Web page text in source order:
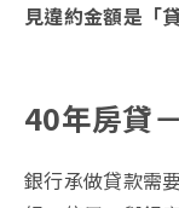
見違約金額是「
40年房貸
銀行承做貸款需